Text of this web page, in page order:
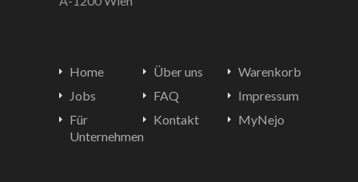
Home
Jobs
Für
Unternehmen
Über uns
FAQ
Kontakt
Warenkorb
Impressum
MyNejo